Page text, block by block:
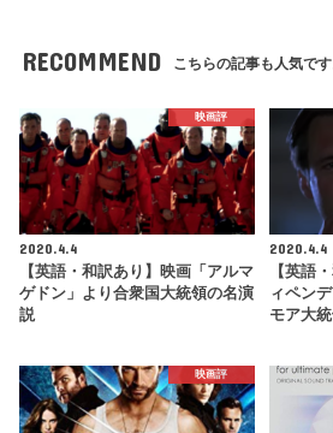
RECOMMEND こちらの記事も人気です
映画評
2020.4.4
【英語・和訳あり】映画「アルマ
ゲドン」より合衆国大統領の名演
説
2020.4.4
【英語
ィペン
モア大
映画評